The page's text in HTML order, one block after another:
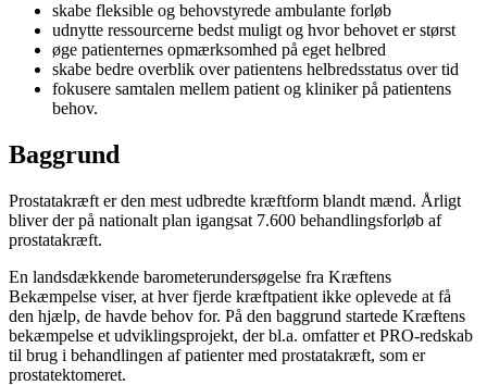
skabe fleksible og behovstyrede ambulante forløb
udnytte ressourcerne bedst muligt og hvor behovet er størst
øge patienternes opmærksomhed på eget helbred
skabe bedre overblik over patientens helbredsstatus over tid
fokusere samtalen mellem patient og kliniker på patientens
behov.
Baggrund
Prostatakræft er den mest udbredte kræftform blandt mænd. Årligt
bliver der på nationalt plan igangsat 7.600 behandlingsforløb af
prostatakræft.
En landsdækkende barometerundersøgelse fra Kræftens
Bekæmpelse viser, at hver fjerde kræftpatient ikke oplevede at få
den hjælp, de havde behov for. På den baggrund startede Kræftens
bekæmpelse et udviklingsprojekt, der bl.a. omfatter et PRO-redskab
til brug i behandlingen af patienter med prostatakræft, som er
prostatektomeret.